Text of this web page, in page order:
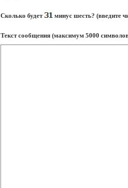
Сколько будет минус шесть? (введите
Текст сообщения (максимум 5000